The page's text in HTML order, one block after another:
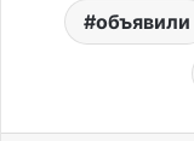
объявили